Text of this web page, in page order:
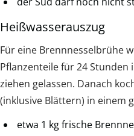
Heißwasserauszug
Für eine Brennnesselbrühe
Pflanzenteile für 24 Stunden
ziehen gelassen. Danach
(inklusive Blättern) in einem
etwa 1 kg frische